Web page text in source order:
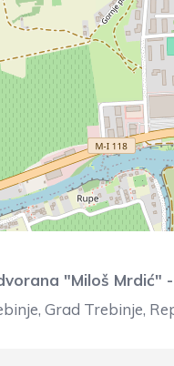
"Miloš Mrdić"
Grad Trebinje,